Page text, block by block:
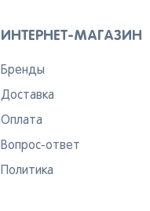
ИНТЕРНЕТ-МАГАЗИН
Бренды
Доставка
Оплата
Вопрос-ответ
Политика